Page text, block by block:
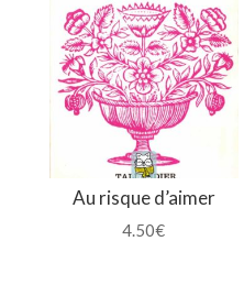
Au risque d’aimer
4.50€